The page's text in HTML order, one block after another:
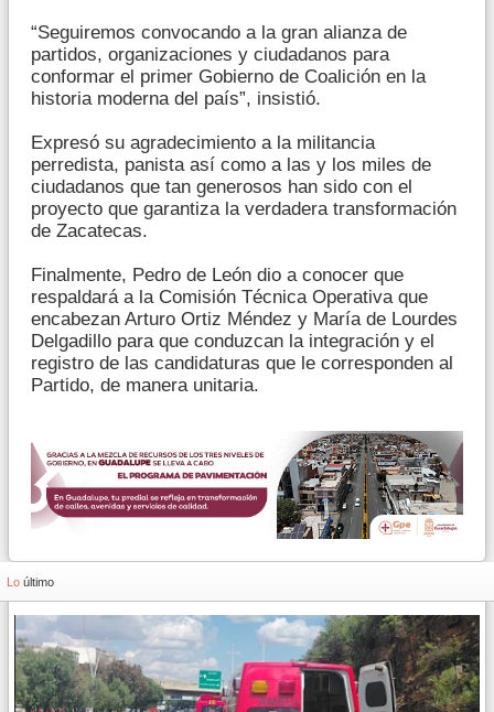
“Seguiremos convocando a la gran alianza de
partidos, organizaciones y ciudadanos para
conformar el primer Gobierno de Coalición en la
historia moderna del país”, insistió.
Expresó su agradecimiento a la militancia
perredista, panista así como a las y los miles de
ciudadanos que tan generosos han sido con el
proyecto que garantiza la verdadera transformación
de Zacatecas.
Finalmente, Pedro de León dio a conocer que
respaldará a la Comisión Técnica Operativa que
encabezan Arturo Ortiz Méndez y María de Lourdes
Delgadillo para que conduzcan la integración y el
registro de las candidaturas que le corresponden al
Partido, de manera unitaria.
Lo último